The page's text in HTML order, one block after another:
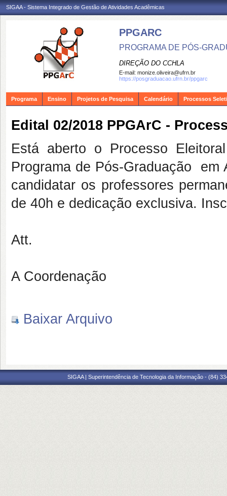
SIGAA - Sistema Integrado de Gestão de Atividades Acadêmicas
PPGARC
PROGRAMA DE PÓS-
DIREÇÃO DO CCHLA
E-mail: monize.oliveira@ufrn.br
https://posgraduacao.ufrn.br/ppgarc
Programa Ensino Projetos de Pesquisa Calendário Processos
Edital 02/2018 PPGArC -
Está aberto o Processo
Programa de Pós-Graduação
candidatar os professores
de 40h e dedicação exclusiva.
Att.
A Coordenação
Baixar Arquivo
SIGAA | Superintendência de Tecnologia da Informação - (84)